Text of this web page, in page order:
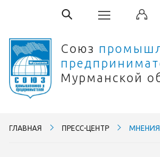
Союз
Мурманской
ГЛАВНАЯ ПРЕСС-ЦЕНТР МНЕНИЯ